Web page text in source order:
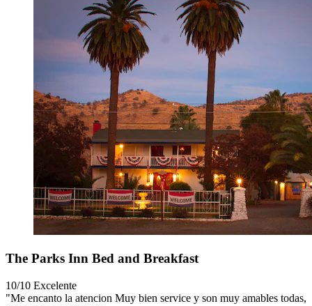
The Parks Inn Bed and Breakfast
10/10 Excelente
"Me encanto la atencion Muy bien service y son muy amables todas,